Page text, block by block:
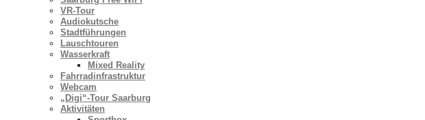
VR-Tour
Audiokutsche
Stadtführungen
Lauschtouren
Wasserkraft
Mixed Reality
Fahrradinfrastruktur
Webcam
„Digi“-Tour Saarburg
Aktivitäten